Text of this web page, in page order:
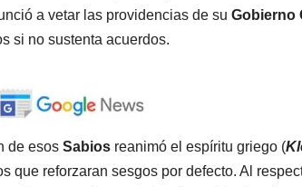
a vetar las providencias de su Gobierno
si no sustenta acuerdos.
de esos Sabios reanimó el espíritu griego (
que reforzaran sesgos por defecto. Al